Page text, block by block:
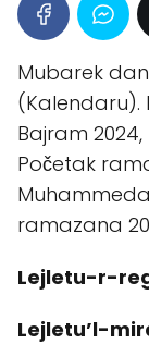
Mubarek
(Kalendaru).
Bajram
Početak
ramazana
Lejletu-r-
Lejletu’l-